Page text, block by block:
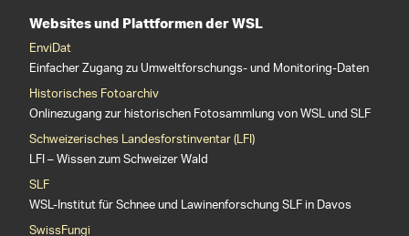
Websites und Plattformen der WSL
EnviDat
Einfacher Zugang zu Umweltforschungs- und Monitoring-Daten
Historisches Fotoarchiv
Onlinezugang zur historischen Fotosammlung von WSL und SLF
Schweizerisches Landesforstinventar (LFI)
LFI – Wissen zum Schweizer Wald
SLF
WSL-Institut für Schnee und Lawinenforschung SLF in Davos